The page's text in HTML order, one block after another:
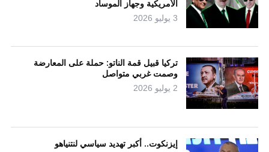
الأمريكية وجهاز الموساد
3 يوليو 2026
تركيا قبيل قمة الناتو: حملة على المعارضة
وصمت غربي متواصل
2 يوليو 2026
إيزنكوت.. أكبر تهديد سياسي لنتنياهو